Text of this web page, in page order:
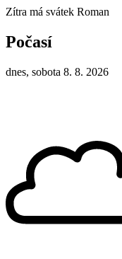
Zítra má svátek Roman
Počasí
dnes, sobota 8. 8. 2026